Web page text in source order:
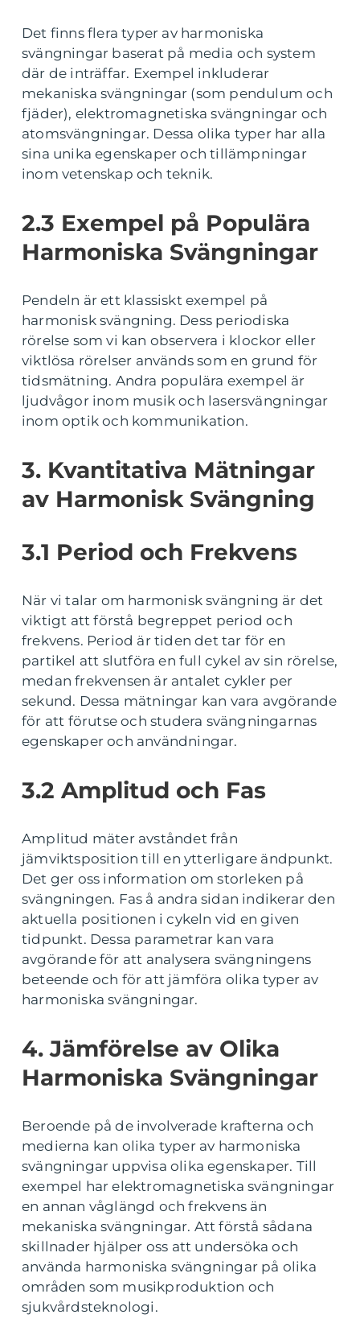
Det finns flera typer av harmoniska
svängningar baserat på media och system
där de inträffar. Exempel inkluderar
mekaniska svängningar (som pendulum och
fjäder), elektromagnetiska svängningar och
atomsvängningar. Dessa olika typer har alla
sina unika egenskaper och tillämpningar
inom vetenskap och teknik.
2.3 Exempel på Populära
Harmoniska Svängningar
Pendeln är ett klassiskt exempel på
harmonisk svängning. Dess periodiska
rörelse som vi kan observera i klockor eller
viktlösa rörelser används som en grund för
tidsmätning. Andra populära exempel är
ljudvågor inom musik och lasersvängningar
inom optik och kommunikation.
3. Kvantitativa Mätningar
av Harmonisk Svängning
3.1 Period och Frekvens
När vi talar om harmonisk svängning är det
viktigt att förstå begreppet period och
frekvens. Period är tiden det tar för en
partikel att slutföra en full cykel av sin rörelse,
medan frekvensen är antalet cykler per
sekund. Dessa mätningar kan vara avgörande
för att förutse och studera svängningarnas
egenskaper och användningar.
3.2 Amplitud och Fas
Amplitud mäter avståndet från
jämviktsposition till en ytterligare ändpunkt.
Det ger oss information om storleken på
svängningen. Fas å andra sidan indikerar den
aktuella positionen i cykeln vid en given
tidpunkt. Dessa parametrar kan vara
avgörande för att analysera svängningens
beteende och för att jämföra olika typer av
harmoniska svängningar.
4. Jämförelse av Olika
Harmoniska Svängningar
Beroende på de involverade krafterna och
medierna kan olika typer av harmoniska
svängningar uppvisa olika egenskaper. Till
exempel har elektromagnetiska svängningar
en annan våglängd och frekvens än
mekaniska svängningar. Att förstå sådana
skillnader hjälper oss att undersöka och
använda harmoniska svängningar på olika
områden som musikproduktion och
sjukvårdsteknologi.